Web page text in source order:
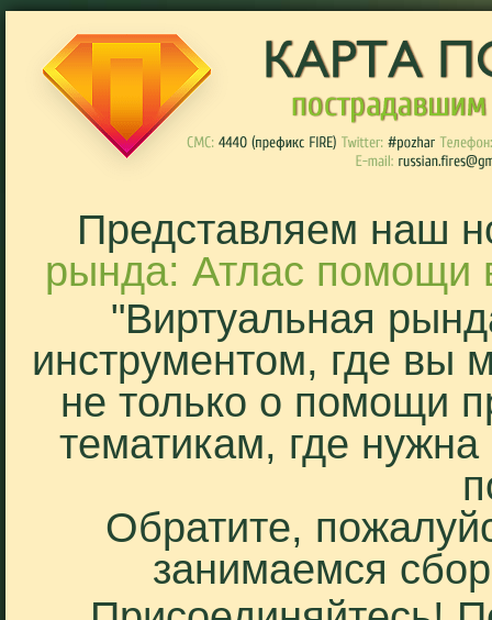
Представляем наш
рында: Атлас помощи
"Виртуальная
инструментом, где вы
не только о помощи
тематикам, где
Обратите,
занимаемся